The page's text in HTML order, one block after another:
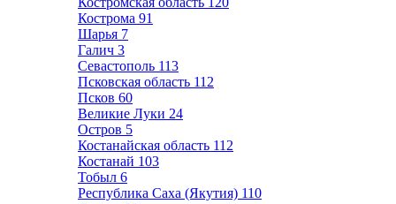
Кострома 91
Шарья 7
Галич 3
Севастополь 113
Псковская область 112
Псков 60
Великие Луки 24
Остров 5
Костанайская область 112
Костанай 103
Тобыл 6
Республика Саха (Якутия) 110